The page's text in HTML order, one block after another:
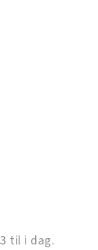
til i dag.